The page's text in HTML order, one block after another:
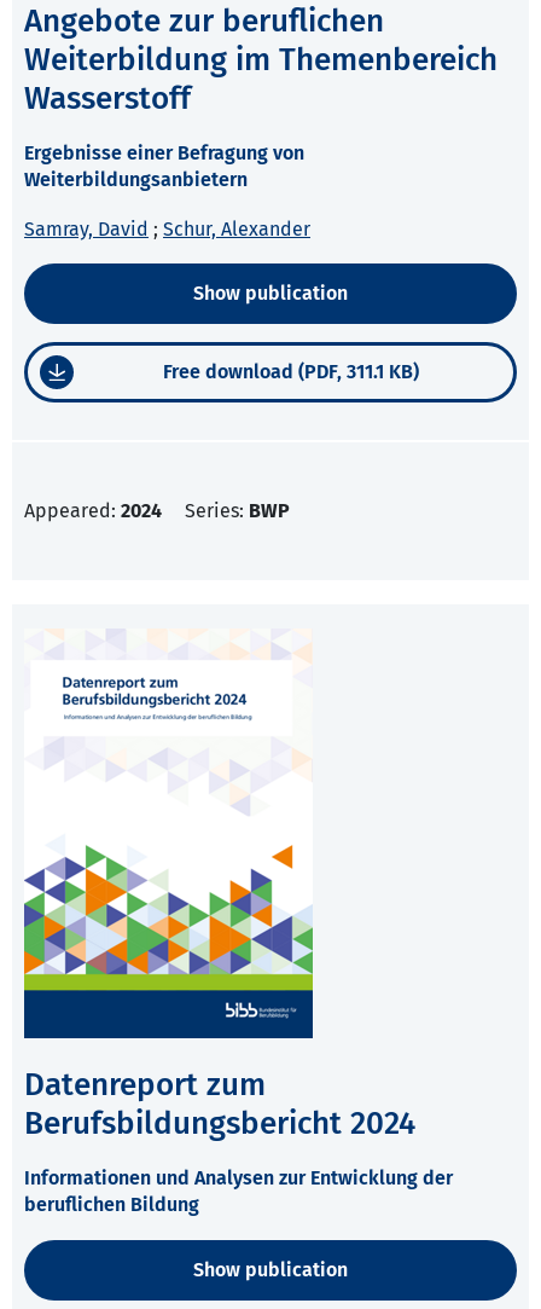
Angebote zur beruflichen
Weiterbildung im Themenbereich
Wasserstoff
Ergebnisse einer Befragung von
Weiterbildungsanbietern
Samray, David ; Schur, Alexander
Show publication
Free download (PDF, 311.1 KB)
Appeared: 2024 Series: BWP
Datenreport zum
Berufsbildungsbericht 2024
Informationen und Analysen zur Entwicklung der
beruflichen Bildung
Show publication